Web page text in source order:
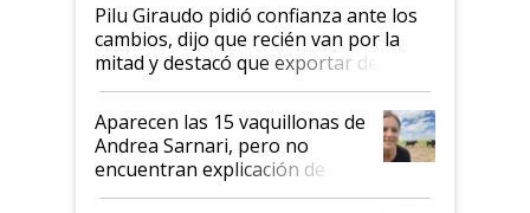
Pilu Giraudo pidió confianza ante los
cambios, dijo que recién van por la
mitad y destacó que exportar dejó de
ser "para unos pocos": "Tenemos un
mandato muy claro del gobierno
nacional"
Aparecen las 15 vaquillonas de
Andrea Sarnari, pero no
encuentran explicación de
cómo llegaron allí